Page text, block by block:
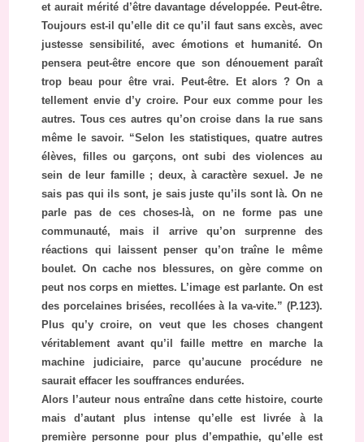
et aurait mérité d’être davantage développée. Peut-être.
Toujours est-il qu’elle dit ce qu’il faut sans excès, avec
justesse sensibilité, avec émotions et humanité. On
pensera peut-être encore que son dénouement paraît
trop beau pour être vrai. Peut-être. Et alors ? On a
tellement envie d’y croire. Pour eux comme pour les
autres. Tous ces autres qu’on croise dans la rue sans
même le savoir. “Selon les statistiques, quatre autres
élèves, filles ou garçons, ont subi des violences au
sein de leur famille ; deux, à caractère sexuel. Je ne
sais pas qui ils sont, je sais juste qu’ils sont là. On ne
parle pas de ces choses-là, on ne forme pas une
communauté, mais il arrive qu’on surprenne des
réactions qui laissent penser qu’on traîne le même
boulet. On cache nos blessures, on gère comme on
peut nos corps en miettes. L’image est parlante. On est
des porcelaines brisées, recollées à la va-vite.” (P.123).
Plus qu’y croire, on veut que les choses changent
véritablement avant qu’il faille mettre en marche la
machine judiciaire, parce qu’aucune procédure ne
saurait effacer les souffrances endurées.
Alors l’auteur nous entraîne dans cette histoire, courte
mais d’autant plus intense qu’elle est livrée à la
première personne pour plus d’empathie, qu’elle est